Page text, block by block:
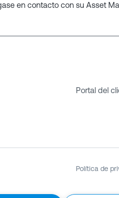
en contacto con su Asset
Portal del
Política de